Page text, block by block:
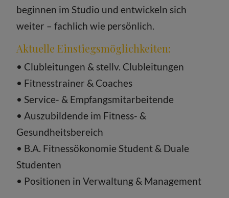
beginnen im Studio und entwickeln sich
weiter – fachlich wie persönlich.
Aktuelle Einstiegsmöglichkeiten:
• Clubleitungen & stellv. Clubleitungen
• Fitnesstrainer & Coaches
• Service- & Empfangsmitarbeitende
• Auszubildende im Fitness- &
Gesundheitsbereich
• B.A. Fitnessökonomie Student & Duale
Studenten
• Positionen in Verwaltung & Management